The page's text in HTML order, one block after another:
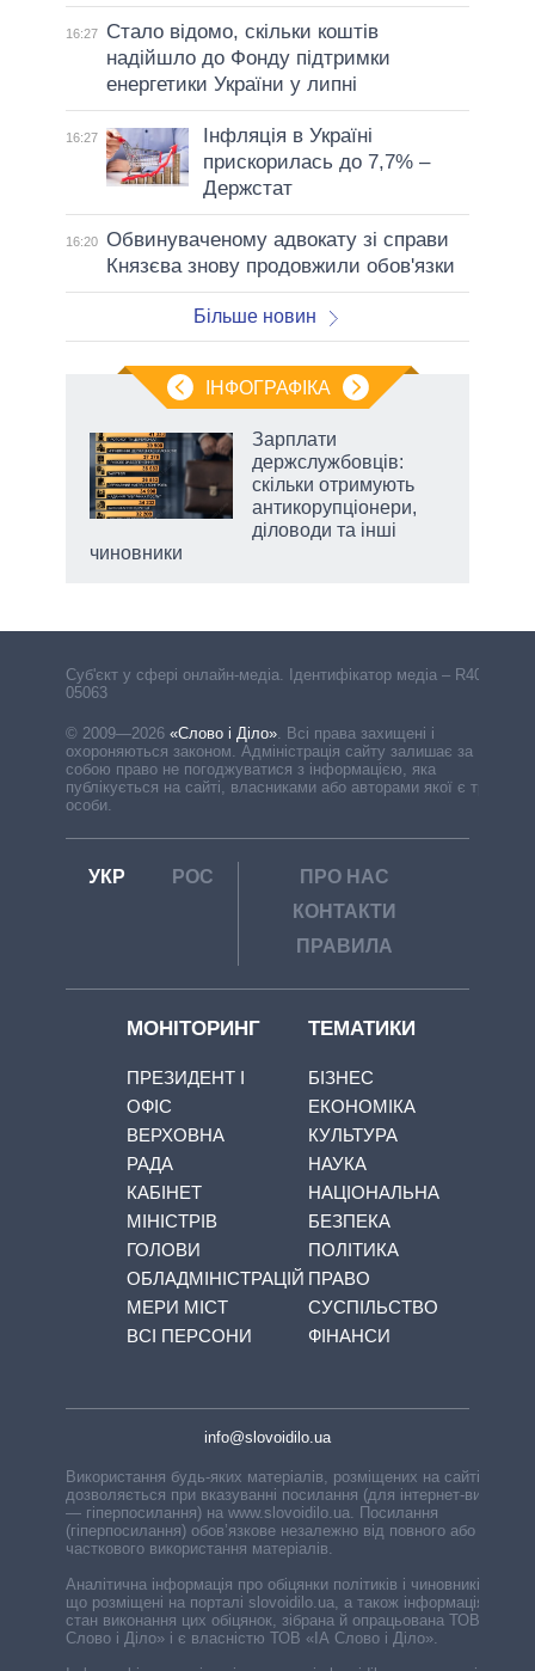
16:27
Стало відомо, скільки коштів
надійшло до Фонду підтримки
енергетики України у липні
16:27
Інфляція в Україні
прискорилась до 7,7% –
Держстат
16:20 Обвинуваченому адвокату зі справи
Князєва знову продовжили обов'язки
Більше новин
ІНФОГРАФІКА
Зарплати
держслужбовців:
скільки отримують
антикорупціонери,
діловоди та інші
чиновники
Cуб'єкт у сфері онлайн-медіа. Ідентифікатор медіа – R40-
05063
© 2009—2026 «Слово і Діло». Всі права захищені і
охороняються законом. Адміністрація сайту залишає за
собою право не погоджуватися з інформацією, яка
публікується на сайті, власниками або авторами якої є треті
особи.
УКР РОС
ПРО НАС
КОНТАКТИ
ПРАВИЛА
МОНІТОРИНГ
ПРЕЗИДЕНТ І
ОФІС
ВЕРХОВНА
РАДА
КАБІНЕТ
МІНІСТРІВ
ГОЛОВИ
ОБЛАДМІНІСТРАЦІЙ
МЕРИ МІСТ
ВСІ ПЕРСОНИ
ТЕМАТИКИ
БІЗНЕС
ЕКОНОМІКА
КУЛЬТУРА
НАУКА
НАЦІОНАЛЬНА
БЕЗПЕКА
ПОЛІТИКА
ПРАВО
СУСПІЛЬСТВО
ФІНАНСИ
info@slovoidilo.ua
Використання будь-яких матеріалів, розміщених на сайті,
дозволяється при вказуванні посилання (для інтернет-видань
— гіперпосилання) на www.slovoidilo.ua. Посилання
(гіперпосилання) обов’язкове незалежно від повного або
часткового використання матеріалів.
Аналітична інформація про обіцянки політиків і чиновників,
що розміщені на порталі slovoidilo.ua, а також інформація про
стан виконання цих обіцянок, зібрана й опрацьована ТОВ «ІА
Слово і Діло» і є власністю ТОВ «ІА Слово і Діло».